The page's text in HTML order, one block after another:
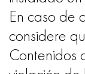
En caso de
considere
Contenidos